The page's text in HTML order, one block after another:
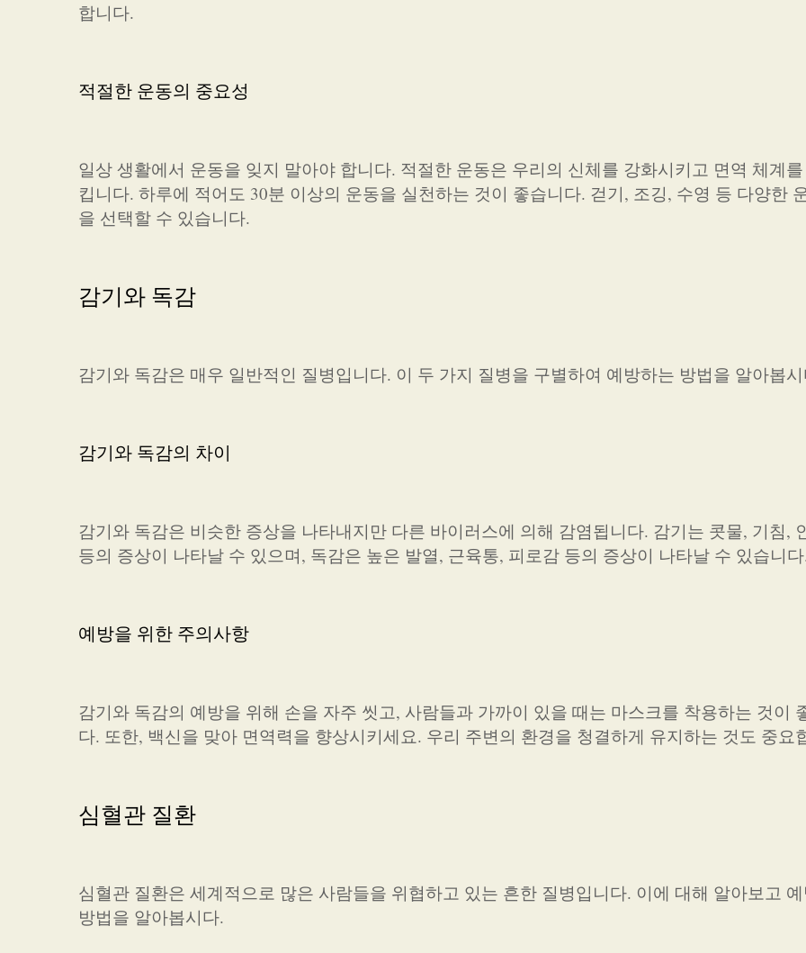
합니다.
적절한 운동의 중요성
일상 생활에서 운동을 잊지 말아야 합니다. 적절한 운동은 우리의 신체를 강화시키고 면역 체계를
킵니다. 하루에 적어도 30분 이상의 운동을 실천하는 것이 좋습니다. 걷기, 조깅, 수영 등 다양한
을 선택할 수 있습니다.
감기와 독감
감기와 독감은 매우 일반적인 질병입니다. 이 두 가지 질병을 구별하여 예방하는 방법을 알아봅
감기와 독감의 차이
감기와 독감은 비슷한 증상을 나타내지만 다른 바이러스에 의해 감염됩니다. 감기는 콧물, 기침,
등의 증상이 나타날 수 있으며, 독감은 높은 발열, 근육통, 피로감 등의 증상이 나타날 수 있습니
예방을 위한 주의사항
감기와 독감의 예방을 위해 손을 자주 씻고, 사람들과 가까이 있을 때는 마스크를 착용하는 것이
다. 또한, 백신을 맞아 면역력을 향상시키세요. 우리 주변의 환경을 청결하게 유지하는 것도 중요
심혈관 질환
심혈관 질환은 세계적으로 많은 사람들을 위협하고 있는 흔한 질병입니다. 이에 대해 알아보고
방법을 알아봅시다.